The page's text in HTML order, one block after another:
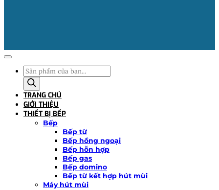
Tìm
kiếm
sản
phẩm
TRANG CHỦ
GIỚI THIỆU
THIẾT BỊ BẾP
Bếp
Bếp từ
Bếp hồng ngoại
Bếp hỗn hợp
Bếp gas
Bếp domino
Bếp từ kết hợp hút mùi
Máy hút mùi